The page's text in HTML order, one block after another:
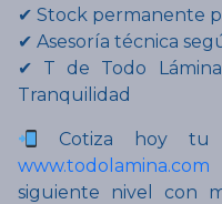
✔ Stock permanente
✔ Asesoría técnica
✔ T de Todo
Tranquilidad
Cotiza hoy tu
www.todolamina.com
siguiente nivel con